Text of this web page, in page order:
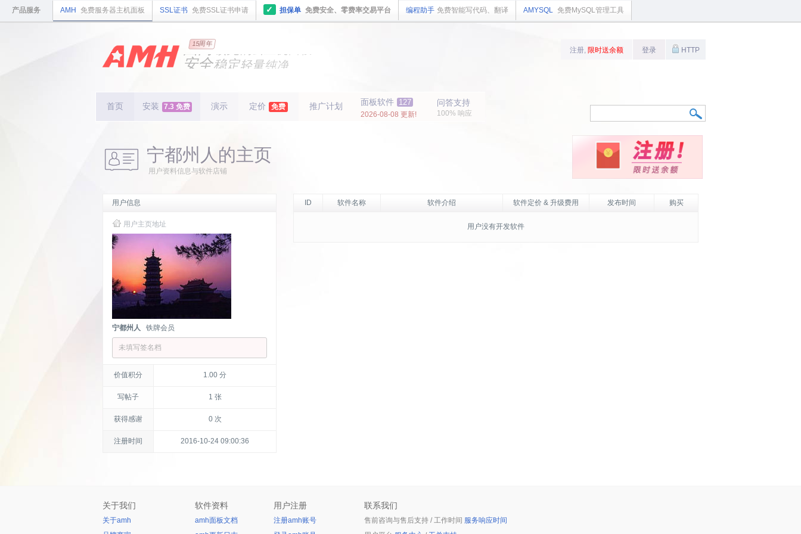
产品服务 AMH 免费服务器主机面板 SSL证书 免费SSL证书申请 ✓ 担保单 免费安全、零费率交易平台 编程助手 免费智能写代码、翻译 AMYSQL 免费MySQL管理工具
15周年
国内领先
安全稳定轻量纯净
首页 安装 7.3 免费 演示 定价 免费 推广计划 面板软件 127
2026-08-08 更新!
问答支持
100% 响应
注册, 限时送余额 登录 HTTP
宁都州人的主页
用户资料信息与软件店铺
用户信息
用户主页地址
宁都州人 铁牌会员
未填写签名档
价值积分 1.00 分
写帖子 1 张
获得感谢 0 次
注册时间 2016-10-24 09:00:36
ID 软件名称 软件介绍 软件定价 & 升级费用 发布时间 购买
用户没有开发软件
关于我们
关于amh
软件资料
amh面板文档
用户注册
注册amh账号
联系我们
售前咨询与售后支持 / 工作时间 服务响应时间